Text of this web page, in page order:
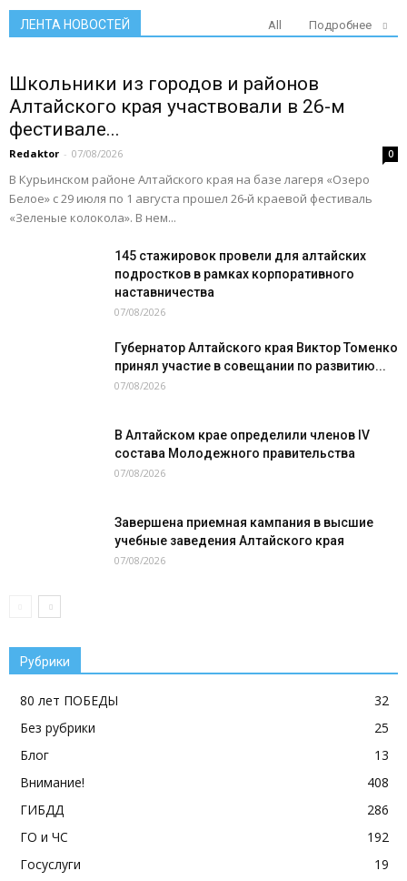
ЛЕНТА НОВОСТЕЙ All Подробнее
Школьники из городов и районов
Алтайского края участвовали в 26-м
фестивале...
Redaktor - 07/08/2026 0
В Курьинском районе Алтайского края на базе лагеря «Озеро
Белое» с 29 июля по 1 августа прошел 26‑й краевой фестиваль
«Зеленые колокола». В нем...
145 стажировок провели для алтайских
подростков в рамках корпоративного
наставничества
07/08/2026
Губернатор Алтайского края Виктор Томенко
принял участие в совещании по развитию...
07/08/2026
В Алтайском крае определили членов IV
состава Молодежного правительства
07/08/2026
Завершена приемная кампания в высшие
учебные заведения Алтайского края
07/08/2026
Рубрики
80 лет ПОБЕДЫ
32
Без рубрики
25
Блог
13
Внимание!
408
ГИБДД
286
ГО и ЧС
192
Госуслуги
19